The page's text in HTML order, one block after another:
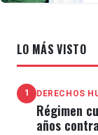
LO MÁS VISTO
1 DERECHOS
Régimen
años